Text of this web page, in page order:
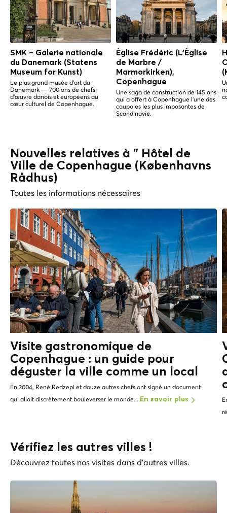
SMK – Galerie nationale
du Danemark (Statens
Museum for Kunst)
Le plus grand musée d'art du
Danemark — 700 ans de chefs-
d'œuvre danois et européens au
cœur culturel de Copenhague.
Église Frédéric (L'Église
de Marbre /
Marmorkirken),
Copenhague
Une saga de construction de 145 ans
qui a offert à Copenhague l'une des
coupoles les plus imposantes de
Scandinavie.
Nouvelles relatives à " Hôtel de
Ville de Copenhague (Københavns
Rådhus)
Toutes les informations nécessaires
Visite gastronomique de
Copenhague : un guide pour
déguster la ville comme un
local
En 2004, René Redzepi et douze autres chefs ont signé un document
qui allait discrètement bouleverser le monde... En savoir plus
Vérifiez les autres villes !
Découvrez toutes nos visites dans d'autres villes.